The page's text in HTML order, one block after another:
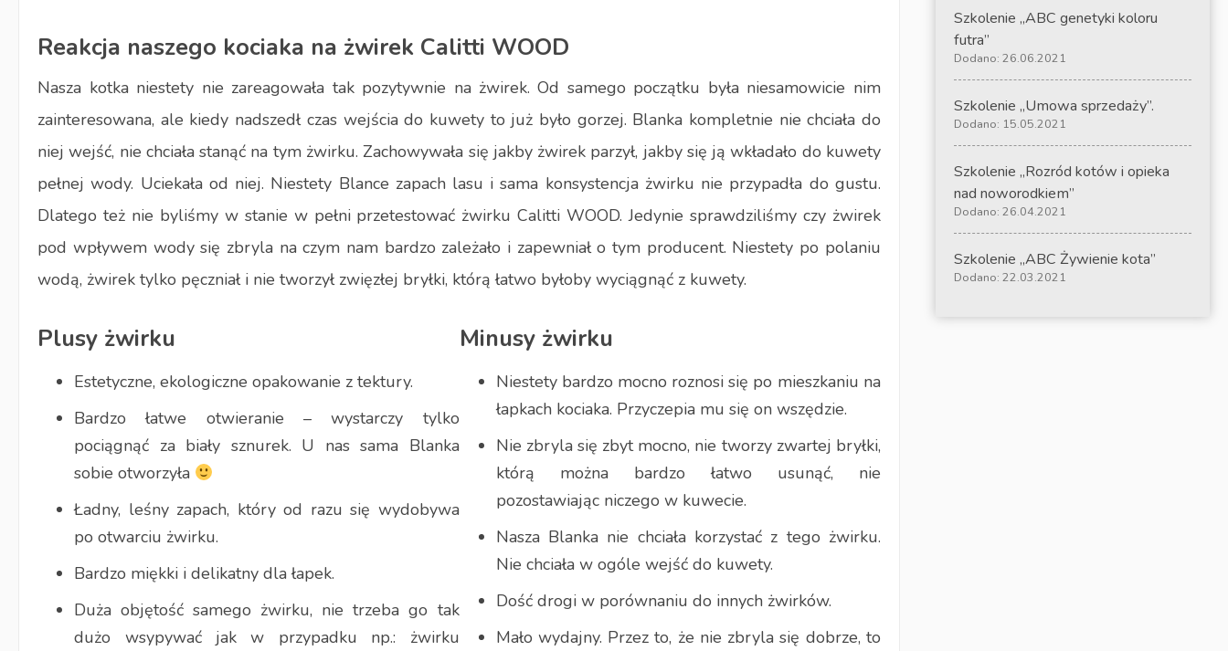
Reakcja naszego kociaka na żwirek Calitti WOOD
Nasza kotka niestety nie zareagowała tak pozytywnie na żwirek. Od samego początku była niesamowicie nim
zainteresowana, ale kiedy nadszedł czas wejścia do kuwety to już było gorzej. Blanka kompletnie nie chciała do
niej wejść, nie chciała stanąć na tym żwirku. Zachowywała się jakby żwirek parzył, jakby się ją wkładało do kuwety
pełnej wody. Uciekała od niej. Niestety Blance zapach lasu i sama konsystencja żwirku nie przypadła do gustu.
Dlatego też nie byliśmy w stanie w pełni przetestować żwirku Calitti WOOD. Jedynie sprawdziliśmy czy żwirek
pod wpływem wody się zbryla na czym nam bardzo zależało i zapewniał o tym producent. Niestety po polaniu
wodą, żwirek tylko pęczniał i nie tworzył zwięzłej bryłki, którą łatwo byłoby wyciągnąć z kuwety.
Plusy żwirku
Estetyczne, ekologiczne opakowanie z tektury.
Bardzo łatwe otwieranie – wystarczy tylko
pociągnąć za biały sznurek. U nas sama Blanka
sobie otworzyła
Ładny, leśny zapach, który od razu się wydobywa
po otwarciu żwirku.
Bardzo miękki i delikatny dla łapek.
Duża objętość samego żwirku, nie trzeba go tak
dużo wsypywać jak w przypadku np.: żwirku
Minusy żwirku
Niestety bardzo mocno roznosi się po mieszkaniu na
łapkach kociaka. Przyczepia mu się on wszędzie.
Nie zbryla się zbyt mocno, nie tworzy zwartej bryłki,
którą można bardzo łatwo usunąć, nie
pozostawiając niczego w kuwecie.
Nasza Blanka nie chciała korzystać z tego żwirku.
Nie chciała w ogóle wejść do kuwety.
Dość drogi w porównaniu do innych żwirków.
Mało wydajny. Przez to, że nie zbryla się dobrze, to
Szkolenie „ABC genetyki koloru
futra”
Dodano: 26.06.2021
Szkolenie „Umowa sprzedaży”.
Dodano: 15.05.2021
Szkolenie „Rozród kotów i opieka
nad noworodkiem”
Dodano: 26.04.2021
Szkolenie „ABC Żywienie kota”
Dodano: 22.03.2021